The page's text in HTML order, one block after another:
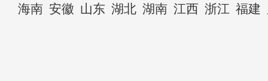
海南 安徽 山东 湖北 湖南 江西 浙江 福建